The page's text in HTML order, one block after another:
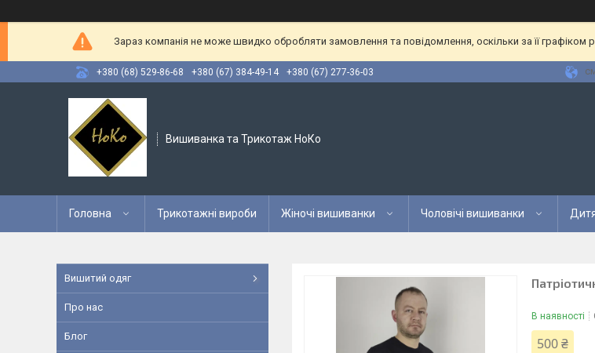
Зараз компанія не може швидко обробляти замовлення та повідомлення, оскільки за її
+380 (68) 529-86-68 +380 (67) 384-49-14 +380 (67) 277-36-03
Вишиванка та Трикотаж НоКо
Головна Трикотажні вироби Жіночі вишиванки Чоловічі вишиванки
В наявності
500 ₴
Вишитий одяг
Про нас
Блог